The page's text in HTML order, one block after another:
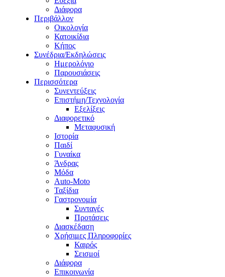
Διάφορα
Περιβάλλον
Οικολογία
Κατοικίδια
Κήπος
Συνέδρια/Εκδηλώσεις
Ημερολόγιο
Παρουσιάσεις
Περισσότερα
Συνεντεύξεις
Επιστήμη/Τεχνολογία
Εξελίξεις
Διαφορετικό
Μεταφυσική
Ιστορία
Παιδί
Γυναίκα
Άνδρας
Μόδα
Auto-Moto
Ταξίδια
Γαστρονομία
Συνταγές
Προτάσεις
Διασκέδαση
Χρήσιμες Πληροφορίες
Καιρός
Σεισμοί
Διάφορα
Επικοινωνία